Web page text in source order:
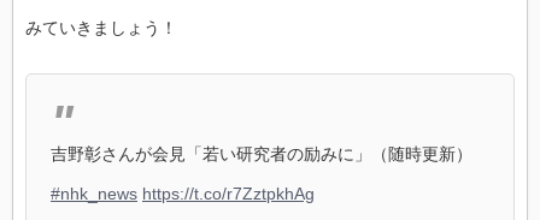
みていきましょう！
吉野彰さんが会見「若い研究者の励みに」（随時更新）
#nhk_news https://t.co/r7ZztpkhAg